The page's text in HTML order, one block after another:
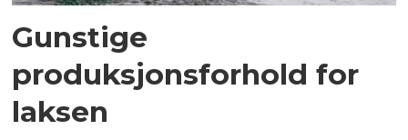
Gunstige
produksjonsforhold for
laksen